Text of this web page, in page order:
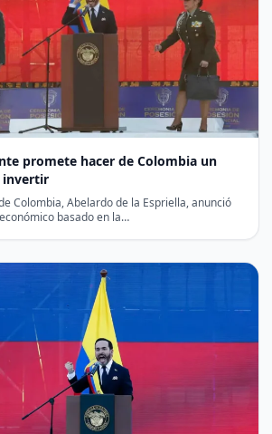
promete hacer de Colombia un
invertir
Colombia, Abelardo de la Espriella, anunció
basado en la…